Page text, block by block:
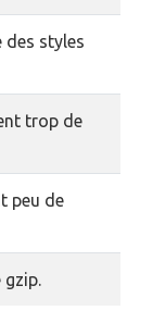
des styles
trop de
peu de
gzip.